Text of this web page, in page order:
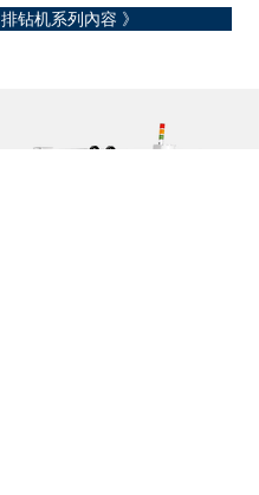
排钻机系列內容 》